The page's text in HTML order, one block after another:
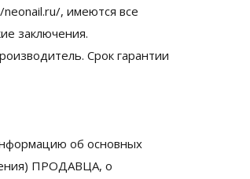
, имеются все
заключения.
Срок гарантии
об основных
ПРОДАВЦА, о